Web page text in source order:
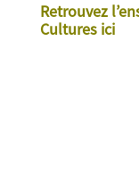
Retrouvez
Cultures ici